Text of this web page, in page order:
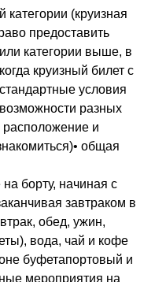
(круизная
предоставить
категории выше, в
круизный билет с
условия
разных
расположение и
общая
борту, начиная с
завтраком в
обед, ужин,
вода, чай и кофе
буфетапортовый и
мероприятия на